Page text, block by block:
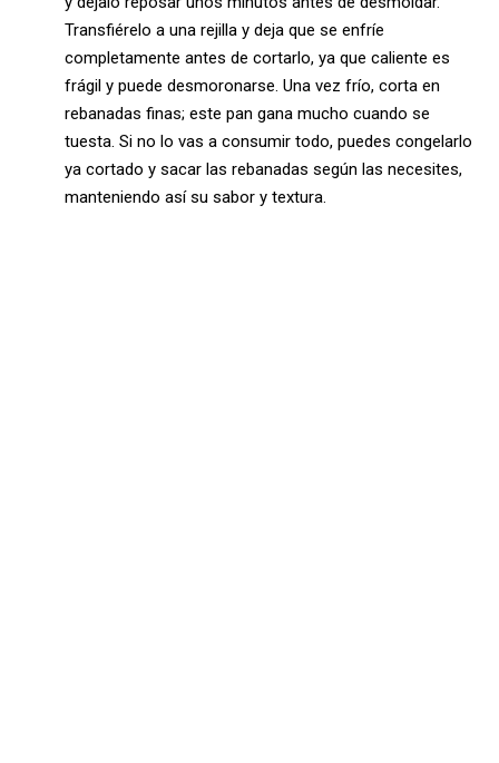
Transfiérelo a una rejilla y deja que se enfríe
completamente antes de cortarlo, ya que caliente es
frágil y puede desmoronarse. Una vez frío, corta en
rebanadas finas; este pan gana mucho cuando se
tuesta. Si no lo vas a consumir todo, puedes congelarlo
ya cortado y sacar las rebanadas según las necesites,
manteniendo así su sabor y textura.